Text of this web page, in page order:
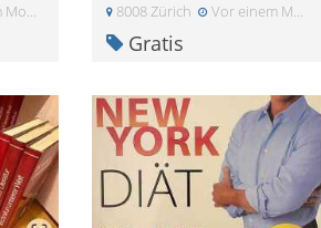
8008 Zürich Vor einem Monat
Gratis